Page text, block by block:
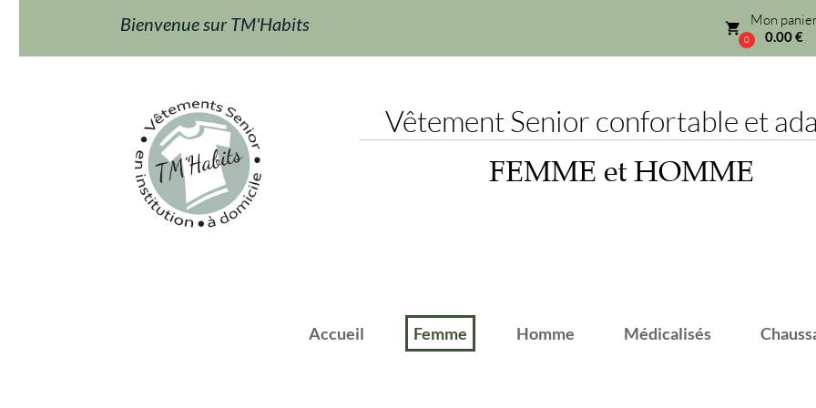
0
Mon panier
0.00 €
Bienvenue sur TM'Habits
Vêtement Senior confortable et
FEMME et HOMME
Accueil Femme Homme Médicalisés